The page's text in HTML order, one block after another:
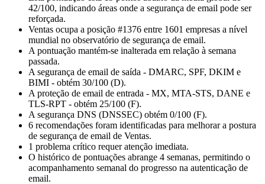
42/100, indicando áreas onde a segurança de email pode ser
reforçada.
Ventas ocupa a posição #1376 entre 1601 empresas a nível
mundial no observatório de segurança de email.
A pontuação mantém-se inalterada em relação à semana
passada.
A segurança de email de saída - DMARC, SPF, DKIM e
BIMI - obtém 30/100 (D).
A proteção de email de entrada - MX, MTA-STS, DANE e
TLS-RPT - obtém 25/100 (F).
A segurança DNS (DNSSEC) obtém 0/100 (F).
6 recomendações foram identificadas para melhorar a postura
de segurança de email de Ventas.
1 problema crítico requer atenção imediata.
O histórico de pontuações abrange 4 semanas, permitindo o
acompanhamento semanal do progresso na autenticação de
email.